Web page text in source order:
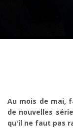
Au mois de mai,
de nouvelles
qu'il ne faut pas